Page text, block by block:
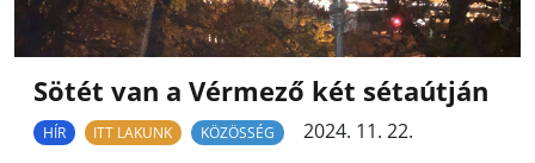
Sötét van a Vérmező két sétaútján
HÍR ITT LAKUNK KÖZÖSSÉG
2024. 11. 22.